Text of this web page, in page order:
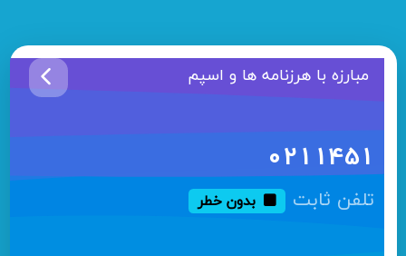
مبارزه با هرزنامه ها و اسپم
0211451
تلفن ثابت بدون خطر